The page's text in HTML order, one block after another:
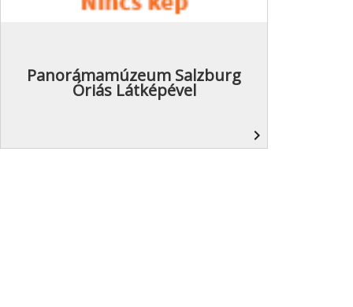
Panorámamúzeum Salzburg
Óriás Látképével
navigate_next